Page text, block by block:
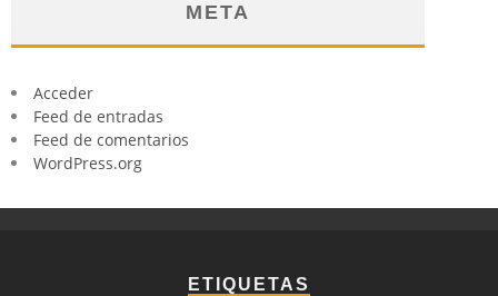
META
Acceder
Feed de entradas
Feed de comentarios
WordPress.org
ETIQUETAS